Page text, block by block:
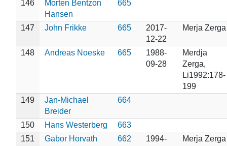
146
Morten Bentzon
Hansen
665
147 John Frikke 665
2017-
12-22
Merja Zerga
148 Andreas Noeske 665
1988-
09-28
Merdja
Zerga,
Li1992:178-
199
149
Jan-Michael
Breider
664
150 Hans Westerberg
663
151
Gabor Horvath 662
1994-
Merja Zerga